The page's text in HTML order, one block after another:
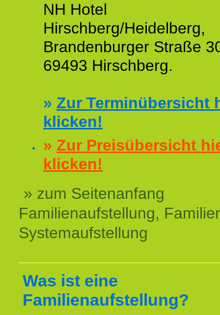
NH Hotel
Hirschberg/Heidelberg,
Brandenburger Straße
69493 Hirschberg.
» Zur Terminübersicht
klicken!
» Zur Preisübersicht
klicken!
» zum Seitenanfang
Familienaufstellung,
Systemaufstellung
Was ist eine
Familienaufstellung?